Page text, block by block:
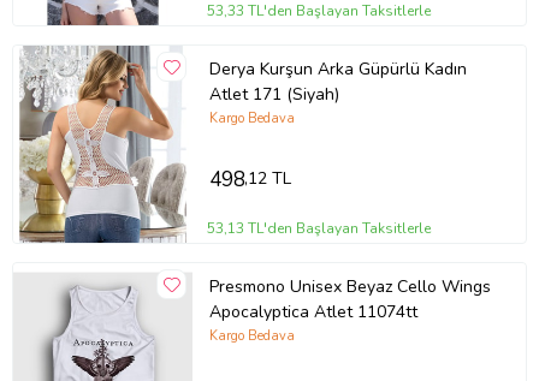
53,33 TL'den Başlayan Taksitlerle
Derya Kurşun Arka Güpürlü Kadın
Atlet 171 (Siyah)
Kargo Bedava
498,12 TL
53,13 TL'den Başlayan Taksitlerle
Presmono Unisex Beyaz Cello Wings
Apocalyptica Atlet 11074tt
Kargo Bedava